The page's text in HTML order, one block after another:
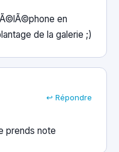
en
de la galerie ;)
↩ Répondre
prends note